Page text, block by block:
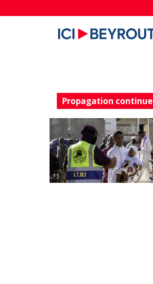
Propagation continue